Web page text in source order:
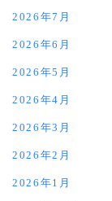
2026年7月
2026年6月
2026年5月
2026年4月
2026年3月
2026年2月
2026年1月